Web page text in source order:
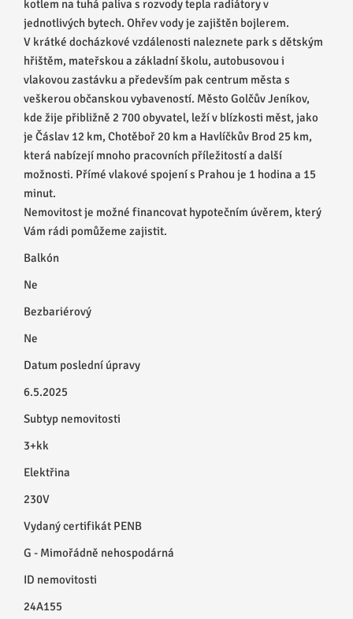
kotlem na tuhá paliva s rozvody tepla radiátory v
jednotlivých bytech. Ohřev vody je zajištěn bojlerem.
V krátké docházkové vzdálenosti naleznete park s dětským
hřištěm, mateřskou a základní školu, autobusovou i
vlakovou zastávku a především pak centrum města s
veškerou občanskou vybaveností. Město Golčův Jeníkov,
kde žije přibližně 2 700 obyvatel, leží v blízkosti měst, jako
je Čáslav 12 km, Chotěboř 20 km a Havlíčkův Brod 25 km,
která nabízejí mnoho pracovních příležitostí a další
možnosti. Přímé vlakové spojení s Prahou je 1 hodina a 15
minut.
Nemovitost je možné financovat hypotečním úvěrem, který
Vám rádi pomůžeme zajistit.
Balkón
Ne
Bezbariérový
Ne
Datum poslední úpravy
6.5.2025
Subtyp nemovitosti
3+kk
Elektřina
230V
Vydaný certifikát PENB
G - Mimořádně nehospodárná
ID nemovitosti
24A155